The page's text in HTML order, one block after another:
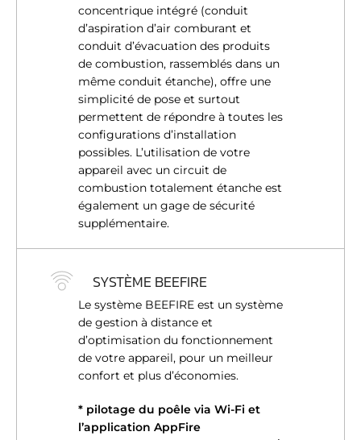
concentrique intégré (conduit
d’aspiration d’air comburant et
conduit d’évacuation des produits
de combustion, rassemblés dans un
même conduit étanche), offre une
simplicité de pose et surtout
permettent de répondre à toutes les
configurations d’installation
possibles. L’utilisation de votre
appareil avec un circuit de
combustion totalement étanche est
également un gage de sécurité
supplémentaire.
SYSTÈME BEEFIRE
Le système BEEFIRE est un système
de gestion à distance et
d’optimisation du fonctionnement
de votre appareil, pour un meilleur
confort et plus d’économies.
* pilotage du poêle via Wi-Fi et
l’application AppFire